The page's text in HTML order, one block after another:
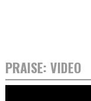
PRAISE: VIDEO